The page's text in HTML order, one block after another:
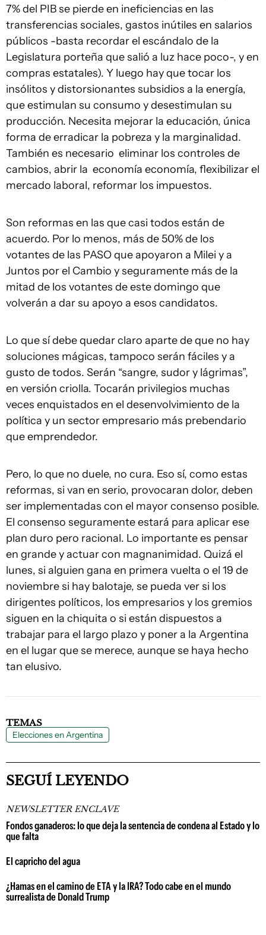
7% del PIB se pierde en ineficiencias en las
transferencias sociales, gastos inútiles en salarios
públicos -basta recordar el escándalo de la
Legislatura porteña que salió a luz hace poco-, y en
compras estatales). Y luego hay que tocar los
insólitos y distorsionantes subsidios a la energía,
que estimulan su consumo y desestimulan su
producción. Necesita mejorar la educación, única
forma de erradicar la pobreza y la marginalidad.
También es necesario eliminar los controles de
cambios, abrir la economía economía, flexibilizar el
mercado laboral, reformar los impuestos.
Son reformas en las que casi todos están de
acuerdo. Por lo menos, más de 50% de los
votantes de las PASO que apoyaron a Milei y a
Juntos por el Cambio y seguramente más de la
mitad de los votantes de este domingo que
volverán a dar su apoyo a esos candidatos.
Lo que sí debe quedar claro aparte de que no hay
soluciones mágicas, tampoco serán fáciles y a
gusto de todos. Serán “sangre, sudor y lágrimas”,
en versión criolla. Tocarán privilegios muchas
veces enquistados en el desenvolvimiento de la
política y un sector empresario más prebendario
que emprendedor.
Pero, lo que no duele, no cura. Eso sí, como estas
reformas, si van en serio, provocaran dolor, deben
ser implementadas con el mayor consenso posible.
El consenso seguramente estará para aplicar ese
plan duro pero racional. Lo importante es pensar
en grande y actuar con magnanimidad. Quizá el
lunes, si alguien gana en primera vuelta o el 19 de
noviembre si hay balotaje, se pueda ver si los
dirigentes políticos, los empresarios y los gremios
siguen en la chiquita o si están dispuestos a
trabajar para el largo plazo y poner a la Argentina
en el lugar que se merece, aunque se haya hecho
tan elusivo.
TEMAS
Elecciones en Argentina
SEGUÍ LEYENDO
NEWSLETTER ENCLAVE
Fondos ganaderos: lo que deja la sentencia de condena al Estado y lo
que falta
El capricho del agua
¿Hamas en el camino de ETA y la IRA? Todo cabe en el mundo
surrealista de Donald Trump